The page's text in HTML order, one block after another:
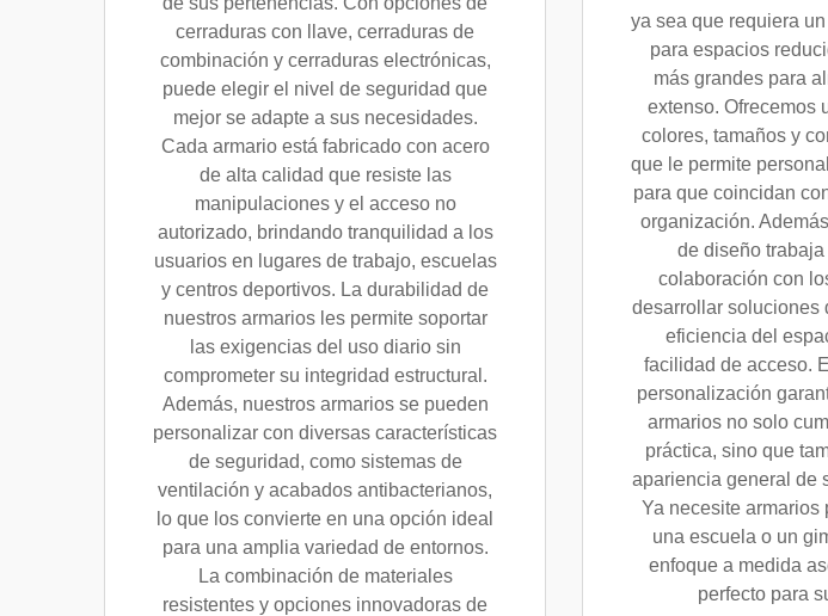
cerraduras con llave, cerraduras de
combinación y cerraduras electrónicas,
puede elegir el nivel de seguridad que
mejor se adapte a sus necesidades.
Cada armario está fabricado con acero
de alta calidad que resiste las
manipulaciones y el acceso no
autorizado, brindando tranquilidad a los
usuarios en lugares de trabajo, escuelas
y centros deportivos. La durabilidad de
nuestros armarios les permite soportar
las exigencias del uso diario sin
comprometer su integridad estructural.
Además, nuestros armarios se pueden
personalizar con diversas características
de seguridad, como sistemas de
ventilación y acabados antibacterianos,
lo que los convierte en una opción ideal
para una amplia variedad de entornos.
La combinación de materiales
resistentes y opciones innovadoras de
ya sea que requiera
para espacios
más grandes para
extenso. Ofrecemos
colores, tamaños y
que le permite
para que coincidan
organización.
de diseño
colaboración con
desarrollar soluciones
eficiencia del
facilidad de acceso.
personalización
armarios no solo
práctica, sino que
apariencia general de
Ya necesite armarios
una escuela o un
enfoque a medida
perfecto para